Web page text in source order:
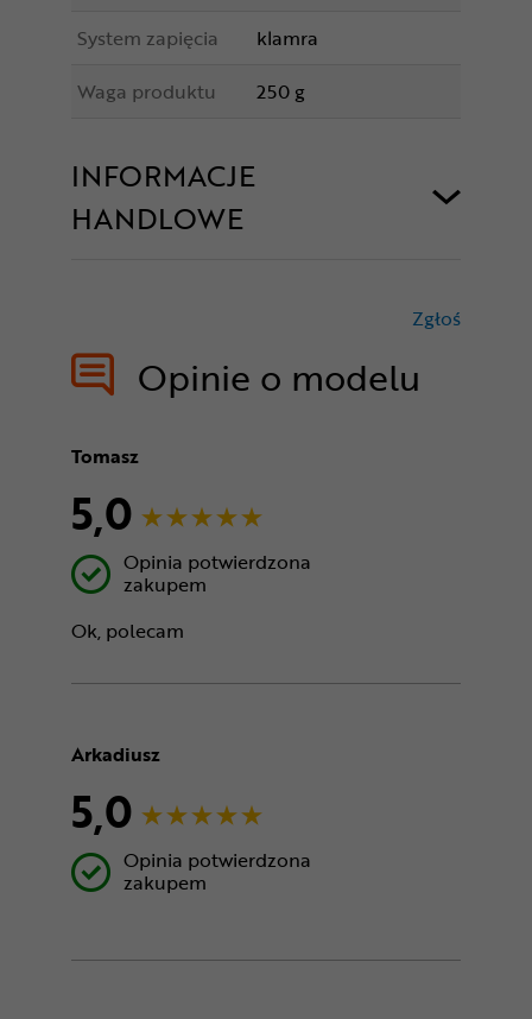
System zapięcia
klamra
Waga produktu
250 g
INFORMACJE
HANDLOWE
Opinie o modelu
Zgłoś
Tomasz
5,0
Opinia potwierdzona
zakupem
Ok, polecam
Arkadiusz
5,0
Opinia potwierdzona
zakupem